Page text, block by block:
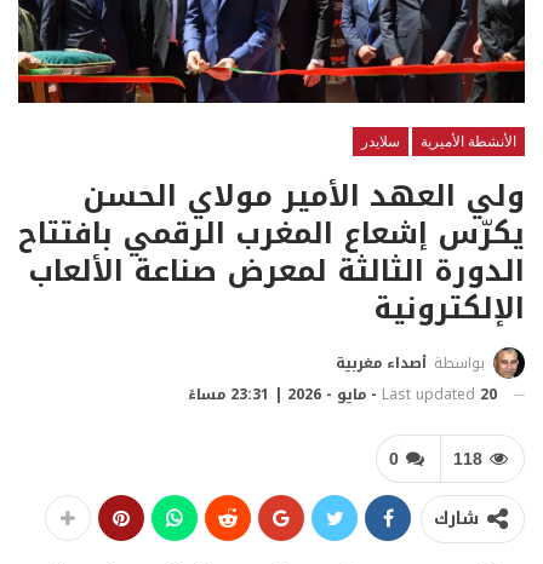
الأنشطة الأميرية سلايدر
ولي العهد الأمير مولاي الحسن
يكرّس إشعاع المغرب الرقمي بافتتاح
الدورة الثالثة لمعرض صناعة الألعاب
الإلكترونية
بواسطة أصداء مغربية
Last updated 20 - مايو - 2026 | 23:31 مساءً
0 118
شارك